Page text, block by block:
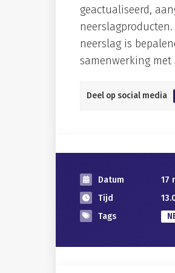
geactualiseerd,
neerslag is
samenwerking met
Deel op social media
Datum 17
Tijd
Tags